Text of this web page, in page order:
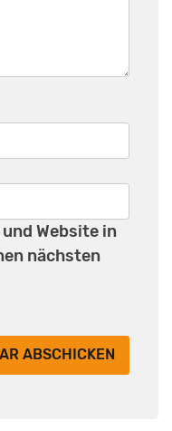
Website in
nächsten